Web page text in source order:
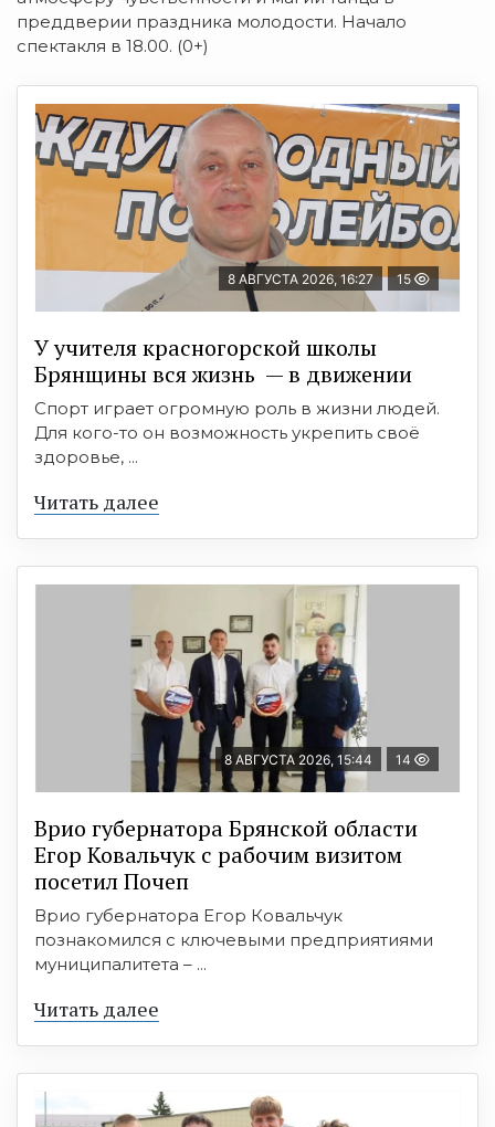
преддверии праздника молодости. Начало
спектакля в 18.00. (0+)
8 АВГУСТА 2026, 16:27 15
У учителя красногорской школы
Брянщины вся жизнь — в движении
Спорт играет огромную роль в жизни людей.
Для кого-то он возможность укрепить своё
здоровье, ...
Читать далее
8 АВГУСТА 2026, 15:44 14
Врио губернатора Брянской области
Егор Ковальчук с рабочим визитом
посетил Почеп
Врио губернатора Егор Ковальчук
познакомился с ключевыми предприятиями
муниципалитета – ...
Читать далее